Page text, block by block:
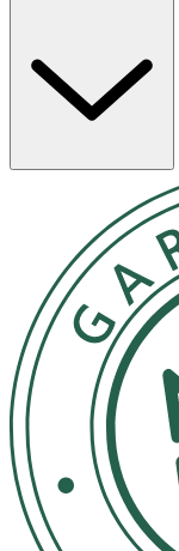
hårbotten.
näringsupptaget.
oxidativ stress
och lugnar
ger intensiv
teknologi:
och lugnar
Applicera i
försiktigt igenom
hårbotten i 1–2
resultat, använd
Endast för
Vid kontakt, skölj
irritation och
Temperatur:
Undvik extrem